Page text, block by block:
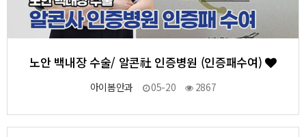
노안 백내장 수술/ 알콘社 인증병원 (인증패수여)
아이봄안과 05-20 2867
1
작성자
작성일
조회